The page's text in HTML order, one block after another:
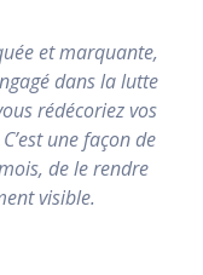
et marquante,
dans la lutte
rédécoriez vos
une façon de
de le rendre
visible.